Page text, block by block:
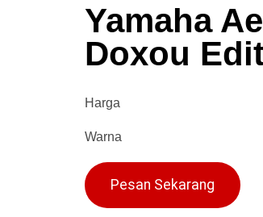
Yamaha
Doxou
Harga
Warna
Pesan Sekarang